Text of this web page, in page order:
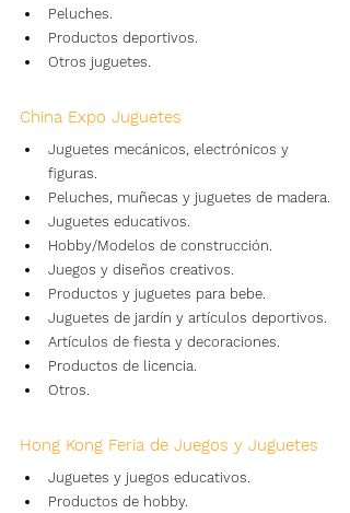
Peluches.
Productos deportivos.
Otros juguetes.
China Expo Juguetes
Juguetes mecánicos, electrónicos y
figuras.
Peluches, muñecas y juguetes de madera.
Juguetes educativos.
Hobby/Modelos de construcción.
Juegos y diseños creativos.
Productos y juguetes para bebe.
Juguetes de jardín y artículos deportivos.
Artículos de fiesta y decoraciones.
Productos de licencia.
Otros.
Hong Kong Feria de Juegos y Juguetes
Juguetes y juegos educativos.
Productos de hobby.